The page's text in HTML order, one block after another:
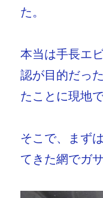
た。
本当は手長エ
認が目的だっ
たことに現地
そこで、まず
てきた網でガサ